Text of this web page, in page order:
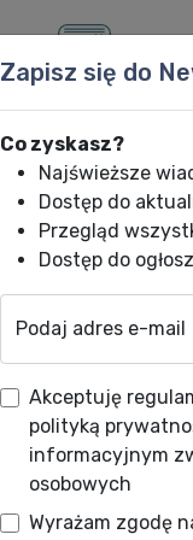
KLIMATYZACJA
Zapisz się do
Co zyskasz?
Najświeższe
Dostęp do
Przegląd
Dostęp do
Podaj adres e-mail
Akceptuję
polityką
informacyjnym
osobowych
Wyrażam zgodę